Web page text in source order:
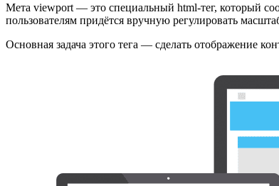
Мета viewport — это специальный html-тег, который
пользователям придётся вручную регулировать
Основная задача этого тега — сделать отображение